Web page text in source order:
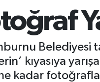
Belediyesi
kıyasıya
kadar